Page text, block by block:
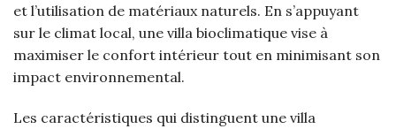
et l’utilisation de matériaux naturels. En s’appuyant
sur le climat local, une villa bioclimatique vise à
maximiser le confort intérieur tout en minimisant son
impact environnemental.
Les caractéristiques qui distinguent une villa